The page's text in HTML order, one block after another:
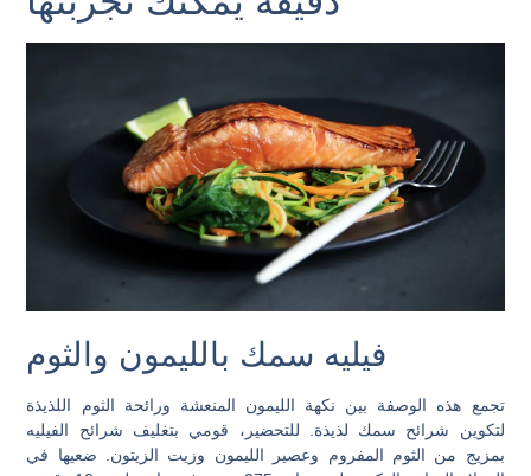
فيليه سمك بالليمون والثوم
تجمع هذه الوصفة بين نكهة الليمون المنعشة ورائحة الثوم اللذيذة
لتكوين شرائح سمك لذيذة. للتحضير، قومي بتغليف شرائح الفيليه
بمزيج من الثوم المفروم وعصير الليمون وزيت الزيتون. ضعيها في